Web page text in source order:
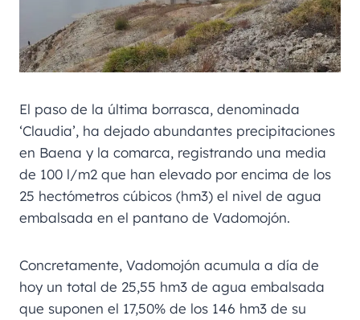
El paso de la última borrasca, denominada
‘Claudia’, ha dejado abundantes precipitaciones
en Baena y la comarca, registrando una media
de 100 l/m2 que han elevado por encima de los
25 hectómetros cúbicos (hm3) el nivel de agua
embalsada en el pantano de Vadomojón.
Concretamente, Vadomojón acumula a día de
hoy un total de 25,55 hm3 de agua embalsada
que suponen el 17,50% de los 146 hm3 de su